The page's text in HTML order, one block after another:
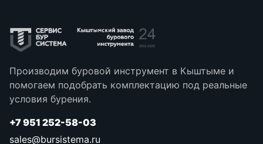
Производим буровой инструмент в Кыштыме и
помогаем подобрать комплектацию под реальные
условия бурения.
+7 951 252-58-03
sales@bursistema.ru